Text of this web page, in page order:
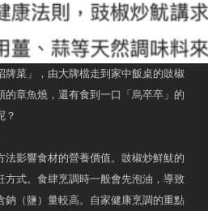
牌菜」，由大牌檔走到家中飯桌的豉椒
的章魚燒，還有食到一口「烏卒卒」的
？
法影響食材的營養價值。豉椒炒鮮魷的
方式。食肆烹調時一般會先泡油，導致
鈉（鹽）量較高。自家健康烹調的重點